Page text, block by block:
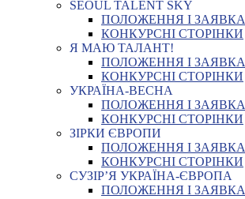
SEOUL TALENT SKY
ПОЛОЖЕННЯ І ЗАЯВКА
КОНКУРСНІ СТОРІНКИ
Я МАЮ ТАЛАНТ!
ПОЛОЖЕННЯ І ЗАЯВКА
КОНКУРСНІ СТОРІНКИ
УКРАЇНА-ВЕСНА
ПОЛОЖЕННЯ І ЗАЯВКА
КОНКУРСНІ СТОРІНКИ
ЗІРКИ ЄВРОПИ
ПОЛОЖЕННЯ І ЗАЯВКА
КОНКУРСНІ СТОРІНКИ
СУЗІР’Я УКРАЇНА-ЄВРОПА
ПОЛОЖЕННЯ І ЗАЯВКА